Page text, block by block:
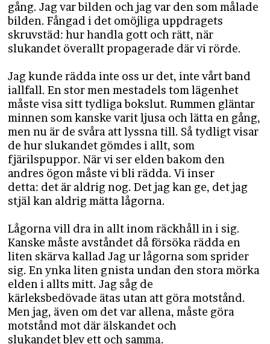
gång. Jag var bilden och jag var den som målade
bilden. Fångad i det omöjliga uppdragets
skruvstäd: hur handla gott och rätt, när
slukandet överallt propagerade där vi rörde.
Jag kunde rädda inte oss ur det, inte vårt band
iallfall. En stor men mestadels tom lägenhet
måste visa sitt tydliga bokslut. Rummen gläntar
minnen som kanske varit ljusa och lätta en gång,
men nu är de svåra att lyssna till. Så tydligt visar
de hur slukandet gömdes i allt, som
fjärilspuppor. När vi ser elden bakom den
andres ögon måste vi bli rädda. Vi inser
detta: det är aldrig nog. Det jag kan ge, det jag
stjäl kan aldrig mätta lågorna.
Lågorna vill dra in allt inom räckhåll in i sig.
Kanske måste avståndet då försöka rädda en
liten skärva kallad Jag ur lågorna som sprider
sig. En ynka liten gnista undan den stora mörka
elden i allts mitt. Jag såg de
kärleksbedövade ätas utan att göra motstånd.
Men jag, även om det var allena, måste göra
motstånd mot där älskandet och
slukandet blev ett och samma.